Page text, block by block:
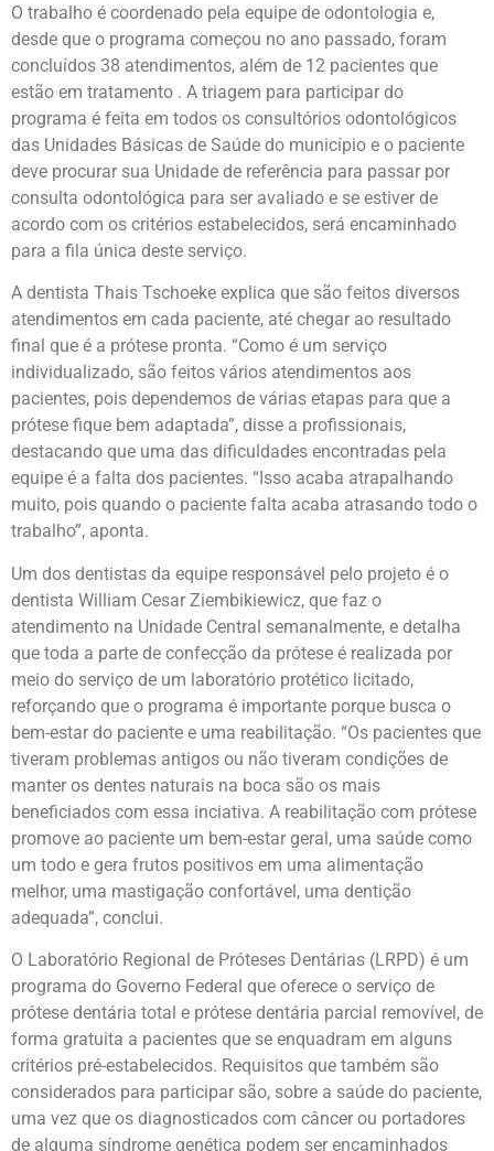
O trabalho é coordenado pela equipe de odontologia e,
desde que o programa começou no ano passado, foram
concluídos 38 atendimentos, além de 12 pacientes que
estão em tratamento . A triagem para participar do
programa é feita em todos os consultórios odontológicos
das Unidades Básicas de Saúde do município e o paciente
deve procurar sua Unidade de referência para passar por
consulta odontológica para ser avaliado e se estiver de
acordo com os critérios estabelecidos, será encaminhado
para a fila única deste serviço.
A dentista Thais Tschoeke explica que são feitos diversos
atendimentos em cada paciente, até chegar ao resultado
final que é a prótese pronta. “Como é um serviço
individualizado, são feitos vários atendimentos aos
pacientes, pois dependemos de várias etapas para que a
prótese fique bem adaptada”, disse a profissionais,
destacando que uma das dificuldades encontradas pela
equipe é a falta dos pacientes. “Isso acaba atrapalhando
muito, pois quando o paciente falta acaba atrasando todo o
trabalho”, aponta.
Um dos dentistas da equipe responsável pelo projeto é o
dentista William Cesar Ziembikiewicz, que faz o
atendimento na Unidade Central semanalmente, e detalha
que toda a parte de confecção da prótese é realizada por
meio do serviço de um laboratório protético licitado,
reforçando que o programa é importante porque busca o
bem-estar do paciente e uma reabilitação. “Os pacientes que
tiveram problemas antigos ou não tiveram condições de
manter os dentes naturais na boca são os mais
beneficiados com essa inciativa. A reabilitação com prótese
promove ao paciente um bem-estar geral, uma saúde como
um todo e gera frutos positivos em uma alimentação
melhor, uma mastigação confortável, uma dentição
adequada”, conclui.
O Laboratório Regional de Próteses Dentárias (LRPD) é um
programa do Governo Federal que oferece o serviço de
prótese dentária total e prótese dentária parcial removível, de
forma gratuita a pacientes que se enquadram em alguns
critérios pré-estabelecidos. Requisitos que também são
considerados para participar são, sobre a saúde do paciente,
uma vez que os diagnosticados com câncer ou portadores
de alguma síndrome genética podem ser encaminhados